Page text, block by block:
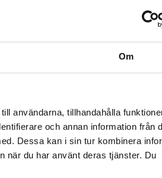
Om
användarna, tillhandahålla
och annan information från
Dessa kan i sin tur kombinera
när du har använt deras tjänster. Du
CB